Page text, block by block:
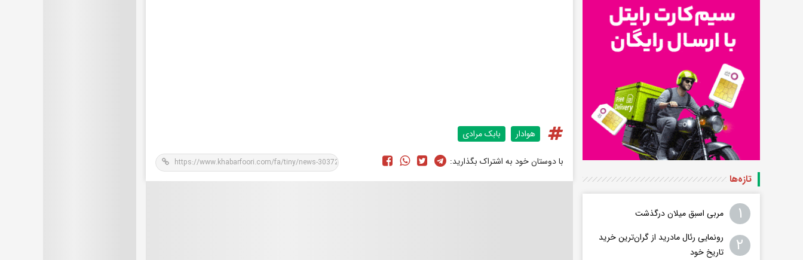
هوادار بابک مرادی
با دوستان خود به اشتراک بگذارید:
تازه‌ها
۱ مربی اسبق میلان درگذشت
۲
رونمایی رئال مادرید از گران‌ترین خرید
تاریخ خود